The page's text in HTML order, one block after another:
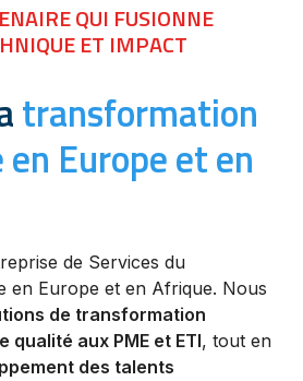
QUI FUSIONNE
ET IMPACT
transformation
Europe et en
de Services du
en Europe et en Afrique. Nous
de transformation
qualité aux PME et ETI, tout en
des talents